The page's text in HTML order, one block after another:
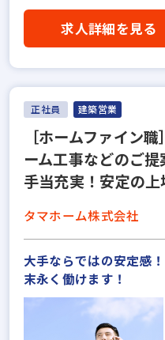
求人詳細を見る
正社員 建築営業
［ホームファイン
ーム工事などのご
手当充実！安定の
タマホーム株式会社
大手ならではの安定感
末永く働けます！